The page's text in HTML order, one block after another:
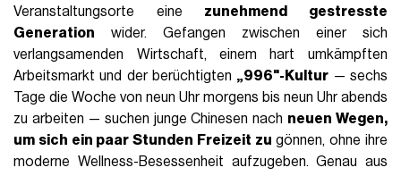
Veranstaltungsorte eine zunehmend gestresste
Generation wider. Gefangen zwischen einer sich
verlangsamenden Wirtschaft, einem hart umkämpften
Arbeitsmarkt und der berüchtigten „996"-Kultur — sechs
Tage die Woche von neun Uhr morgens bis neun Uhr abends
zu arbeiten — suchen junge Chinesen nach neuen Wegen,
um sich ein paar Stunden Freizeit zu gönnen, ohne ihre
moderne Wellness-Besessenheit aufzugeben. Genau aus